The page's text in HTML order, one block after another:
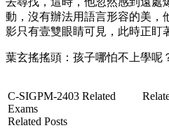
動，沒有辦法用語言形容的美，
影只有壹雙眼睛可見，此時正盯
葉玄搖搖頭：孩子哪怕不上學呢
C-SIGPM-2403 Related
Exams
Related Posts